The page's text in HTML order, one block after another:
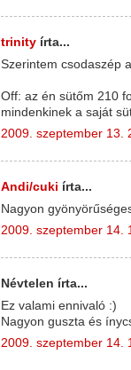
trinity írta...
Szerintem csodaszép
Off: az én sütőm 210
mindenkinek a saját
2009. szeptember 13.
Andi/cuki írta...
Nagyon
2009. szeptember 14.
Névtelen írta...
Ez valami ennivaló :)
Nagyon guszta és
2009. szeptember 14.